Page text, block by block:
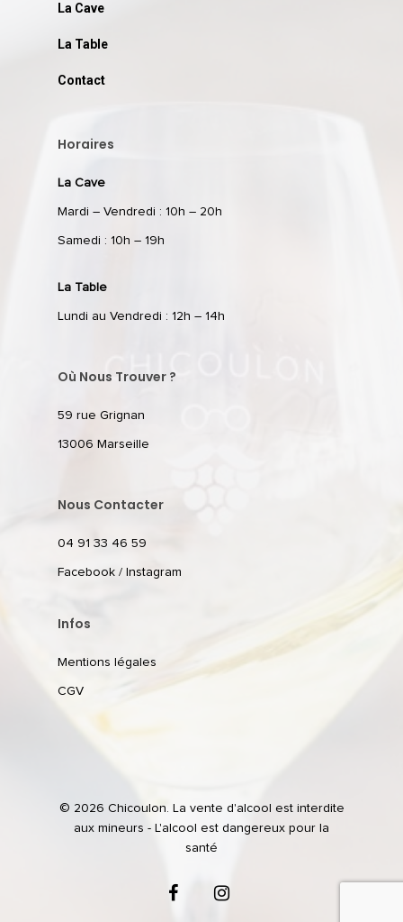
La Cave
La Table
Contact
Horaires
La Cave
Mardi – Vendredi : 10h – 20h
Samedi : 10h – 19h
La Table
Lundi au Vendredi : 12h – 14h
Où Nous Trouver ?
59 rue Grignan
13006 Marseille
Nous Contacter
04 91 33 46 59
Facebook / Instagram
Infos
Mentions légales
CGV
© 2026 Chicoulon. La vente d'alcool est interdite
aux mineurs - L'alcool est dangereux pour la
santé